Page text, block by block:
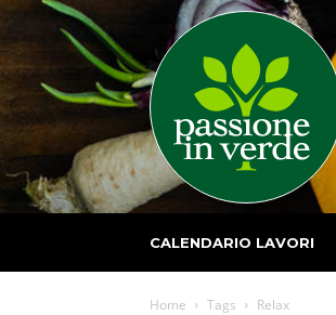
CALENDARIO LAVORI
Home Tags Relax